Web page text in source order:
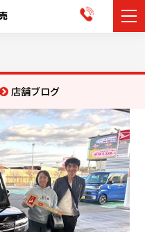
展示車・試乗車
店舗情報
お知らせ
イベント・キャンペーン
ご購入者サポート
店舗ブログ